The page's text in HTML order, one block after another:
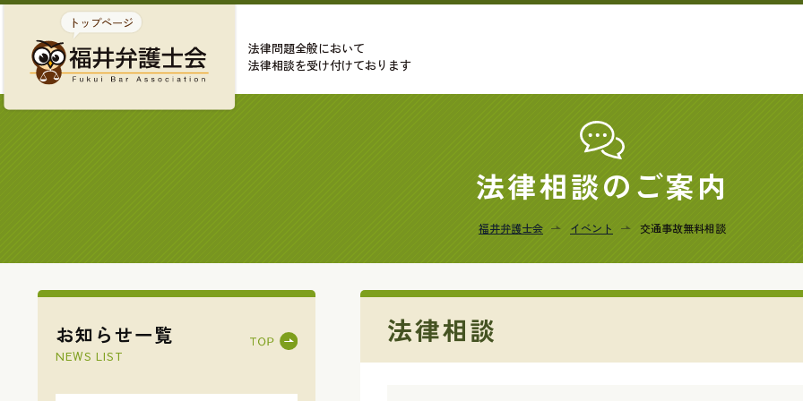
法律問題全般において
法律相談を受け付けております
法律相談のご案内
福井弁護士会 イベント 交通事故無料相談
お知らせ一覧
NEWS LIST
法律相談